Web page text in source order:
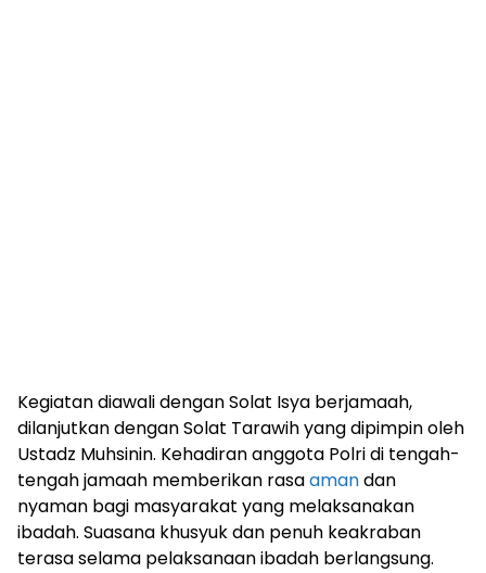
Kegiatan diawali dengan Solat Isya berjamaah,
dilanjutkan dengan Solat Tarawih yang dipimpin oleh
Ustadz Muhsinin. Kehadiran anggota Polri di tengah-
tengah jamaah memberikan rasaamandan
nyaman bagi masyarakat yang melaksanakan
ibadah. Suasana khusyuk dan penuh keakraban
terasa selama pelaksanaan ibadah berlangsung.